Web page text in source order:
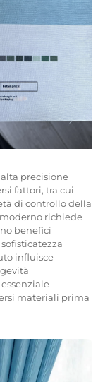
precisione
fattori, tra cui
di controllo della
richiede
benefici
influisce
materiali prima